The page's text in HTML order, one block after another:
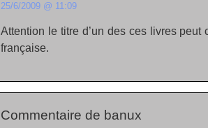
25/6/2009 @ 11:09
Attention le titre d’un des ces livres peut
française.
Commentaire de banux